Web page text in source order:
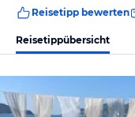
Reisetipp bewerten
Reisetippübersicht